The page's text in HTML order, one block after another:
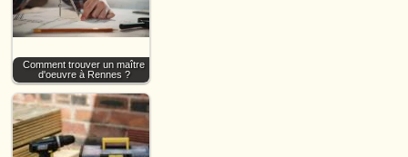
Comment trouver un maître
d'oeuvre à Rennes ?